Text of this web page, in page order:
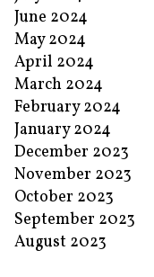
June 2024
May 2024
April 2024
March 2024
February 2024
January 2024
December 2023
November 2023
October 2023
September 2023
August 2023